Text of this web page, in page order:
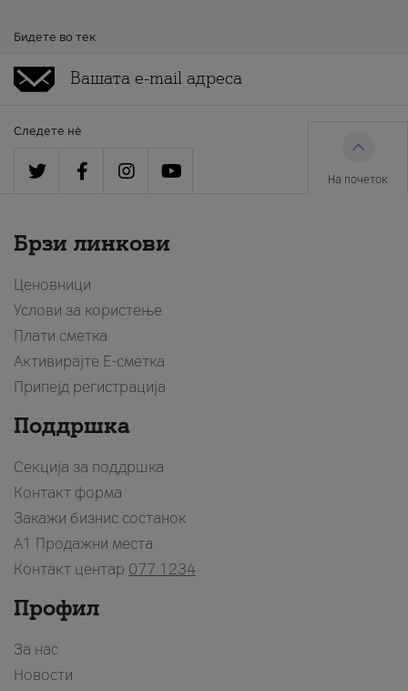
Бидете во тек
Следете нè
На почеток
Брзи линкови
Ценовници
Услови за користење
Плати сметка
Активирајте Е-сметка
Припејд регистрација
Поддршка
Секција за поддршка
Контакт форма
Закажи бизнис состанок
A1 Продажни места
Контакт центар 077 1234
Профил
За нас
Новости